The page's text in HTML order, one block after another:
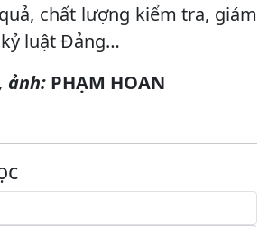
chất lượng kiểm tra, giám
luật Đảng…
ảnh:PHẠM HOAN